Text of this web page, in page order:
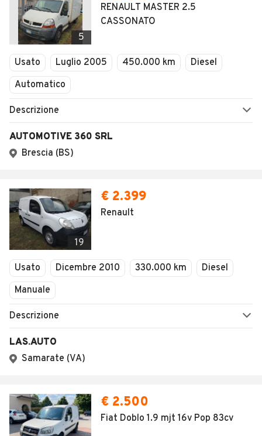
5
RENAULT MASTER 2.5
CASSONATO
Usato Luglio 2005 450.000 km
Diesel
Automatico
Descrizione
AUTOMOTIVE 360 SRL
Brescia (BS)
19
€ 2.399
Renault
Usato Dicembre 2010 330.000 km
Diesel
Manuale
Descrizione
LAS.AUTO
Samarate (VA)
€ 2.500
Fiat Doblo 1.9 mjt 16v Pop 83cv